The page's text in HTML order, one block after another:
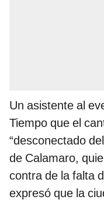
Un asistente al
Tiempo que el
“desconectado
de Calamaro,
contra de la falta
expresó que la